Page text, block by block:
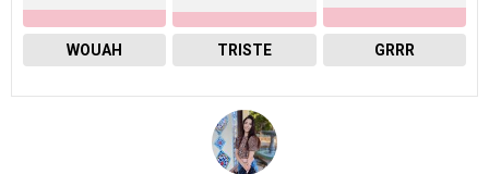
WOUAH TRISTE GRRR